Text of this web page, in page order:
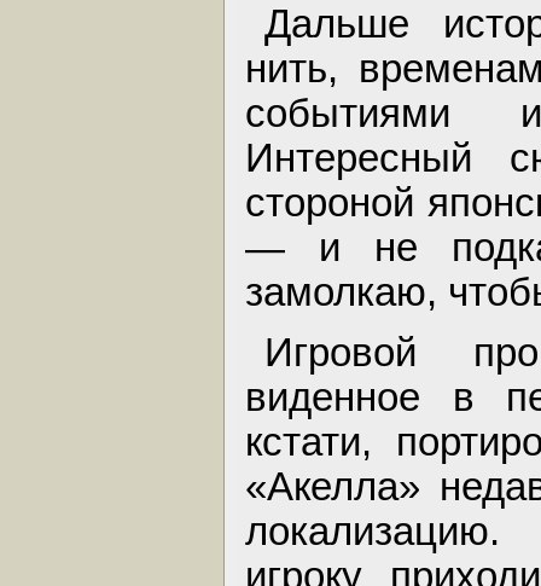
Дальше
нить,
событиями
Интересный
стороной
— и не
замолкаю,
Игровой
виденное в
кстати,
«Акелла»
игроку